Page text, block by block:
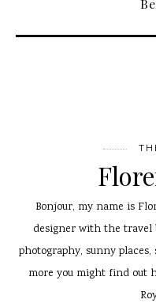
Bonjour, my name is
designer with the travel
photography, sunny
more you might find out